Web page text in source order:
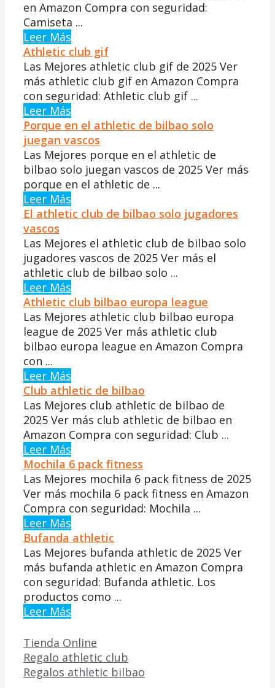
en Amazon Compra con seguridad:
Camiseta ...
Leer Más
Athletic club gif
Las Mejores athletic club gif de 2025 Ver
más athletic club gif en Amazon Compra
con seguridad: Athletic club gif ...
Leer Más
Porque en el athletic de bilbao solo
juegan vascos
Las Mejores porque en el athletic de
bilbao solo juegan vascos de 2025 Ver más
porque en el athletic de ...
Leer Más
El athletic club de bilbao solo jugadores
vascos
Las Mejores el athletic club de bilbao solo
jugadores vascos de 2025 Ver más el
athletic club de bilbao solo ...
Leer Más
Athletic club bilbao europa league
Las Mejores athletic club bilbao europa
league de 2025 Ver más athletic club
bilbao europa league en Amazon Compra
con ...
Leer Más
Club athletic de bilbao
Las Mejores club athletic de bilbao de
2025 Ver más club athletic de bilbao en
Amazon Compra con seguridad: Club ...
Leer Más
Mochila 6 pack fitness
Las Mejores mochila 6 pack fitness de 2025
Ver más mochila 6 pack fitness en Amazon
Compra con seguridad: Mochila ...
Leer Más
Bufanda athletic
Las Mejores bufanda athletic de 2025 Ver
más bufanda athletic en Amazon Compra
con seguridad: Bufanda athletic. Los
productos como ...
Leer Más
Categorías
Tienda Online
Regalo athletic club
Regalos athletic bilbao